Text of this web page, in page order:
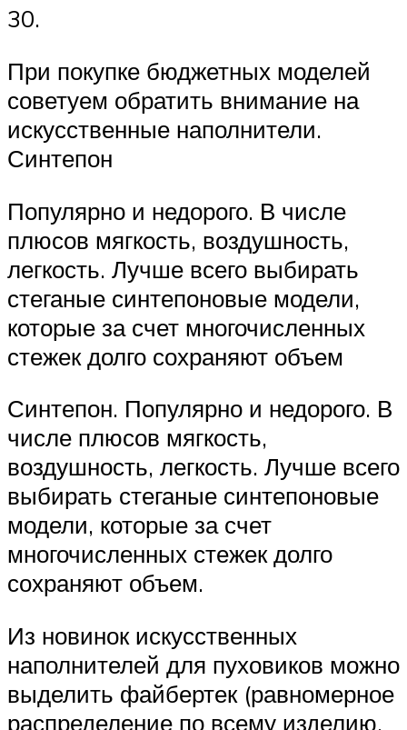
30.
При покупке бюджетных моделей
советуем обратить внимание на
искусственные наполнители.
Синтепон
Популярно и недорого. В числе
плюсов мягкость, воздушность,
легкость. Лучше всего выбирать
стеганые синтепоновые модели,
которые за счет многочисленных
стежек долго сохраняют объем
Синтепон. Популярно и недорого. В
числе плюсов мягкость,
воздушность, легкость. Лучше всего
выбирать стеганые синтепоновые
модели, которые за счет
многочисленных стежек долго
сохраняют объем.
Из новинок искусственных
наполнителей для пуховиков можно
выделить файбертек (равномерное
распределение по всему изделию,